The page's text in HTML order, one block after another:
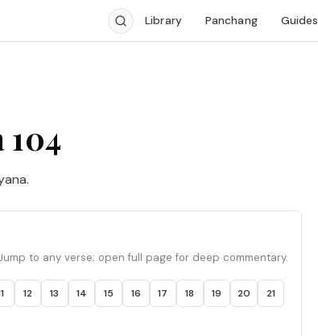
Library Panchang Guides
to any verse; open full page for deep commentary.
12 13 14 15 16 17 18 19 20 21